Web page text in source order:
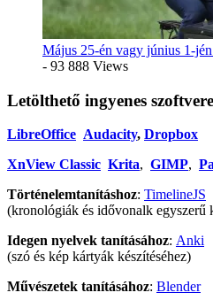
Május 25-én vagy június 1-
- 93 888 Views
Letölthető ingyenes
LibreOffice Audacity, Dropbox
XnView Classic Krita, GIMP,
Történelemtanításhoz: TimelineJS
(kronológiák és idővonalk egyszerű
Idegen nyelvek tanításához: Anki
(szó és kép kártyák készítéséhez)
Művészetek tanításához: Blender